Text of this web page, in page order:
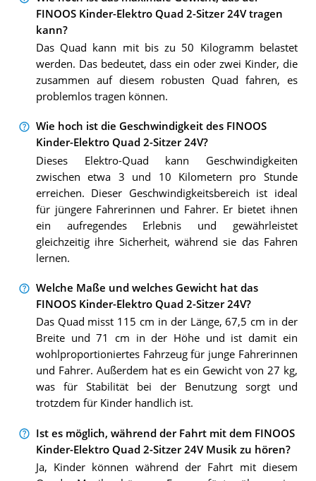
FINOOS Kinder-Elektro Quad 2-Sitzer 24V tragen
kann?
Das Quad kann mit bis zu 50 Kilogramm belastet
werden. Das bedeutet, dass ein oder zwei Kinder, die
zusammen auf diesem robusten Quad fahren, es
problemlos tragen können.
Wie hoch ist die Geschwindigkeit des FINOOS
Kinder-Elektro Quad 2-Sitzer 24V?
Dieses Elektro-Quad kann Geschwindigkeiten
zwischen etwa 3 und 10 Kilometern pro Stunde
erreichen. Dieser Geschwindigkeitsbereich ist ideal
für jüngere Fahrerinnen und Fahrer. Er bietet ihnen
ein aufregendes Erlebnis und gewährleistet
gleichzeitig ihre Sicherheit, während sie das Fahren
lernen.
Welche Maße und welches Gewicht hat das
FINOOS Kinder-Elektro Quad 2-Sitzer 24V?
Das Quad misst 115 cm in der Länge, 67,5 cm in der
Breite und 71 cm in der Höhe und ist damit ein
wohlproportioniertes Fahrzeug für junge Fahrerinnen
und Fahrer. Außerdem hat es ein Gewicht von 27 kg,
was für Stabilität bei der Benutzung sorgt und
trotzdem für Kinder handlich ist.
Ist es möglich, während der Fahrt mit dem FINOOS
Kinder-Elektro Quad 2-Sitzer 24V Musik zu hören?
Ja, Kinder können während der Fahrt mit diesem